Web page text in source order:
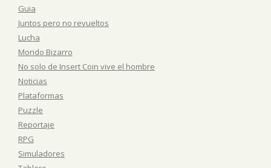
Guia
Juntos pero no revueltos
Lucha
Mondo Bizarro
No solo de Insert Coin vive el hombre
Noticias
Plataformas
Puzzle
Reportaje
RPG
Simuladores